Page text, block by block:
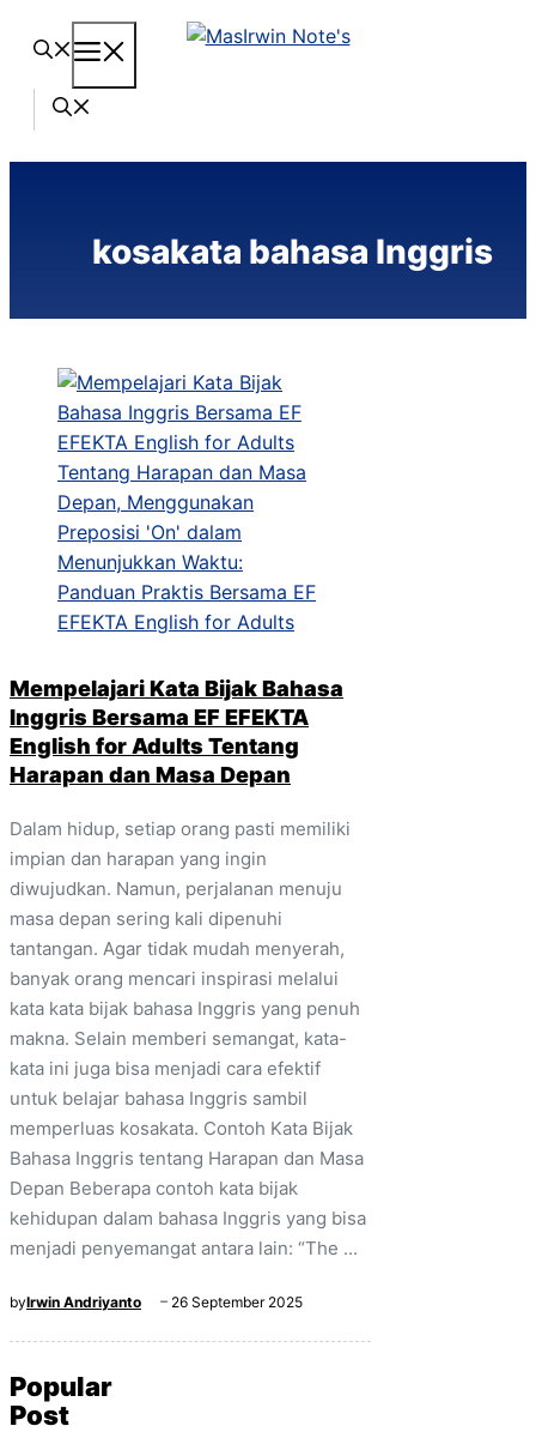
Langsung
kosakata bahasa Inggris
Mempelajari Kata Bijak Bahasa
Inggris Bersama EF EFEKTA
English for Adults Tentang
Harapan dan Masa Depan
Dalam hidup, setiap orang pasti memiliki
impian dan harapan yang ingin
diwujudkan. Namun, perjalanan menuju
masa depan sering kali dipenuhi
tantangan. Agar tidak mudah menyerah,
banyak orang mencari inspirasi melalui
kata kata bijak bahasa Inggris yang penuh
makna. Selain memberi semangat, kata-
kata ini juga bisa menjadi cara efektif
untuk belajar bahasa Inggris sambil
memperluas kosakata. Contoh Kata Bijak
Bahasa Inggris tentang Harapan dan Masa
Depan Beberapa contoh kata bijak
kehidupan dalam bahasa Inggris yang bisa
menjadi penyemangat antara lain: “The ...
byIrwin Andriyanto 26 September 2025
Popular
Post